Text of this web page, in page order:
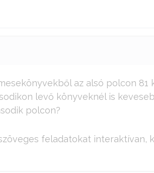
az alsó polcon
levő könyveknél is
polcon?
feladatokat interaktívan,